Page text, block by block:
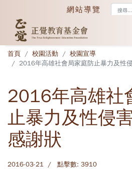
網站導覽
首頁 校園活動
校園宣導
2016年高雄社會局家庭防止暴力及性
2016年高雄社
止暴力及性侵
感謝狀
2016-03-21 點擊數: 3910